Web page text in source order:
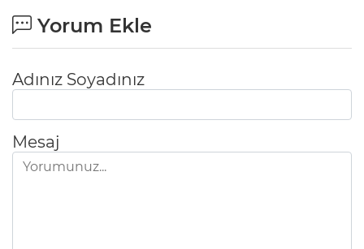
Yorum Ekle
Adınız Soyadınız
Mesaj